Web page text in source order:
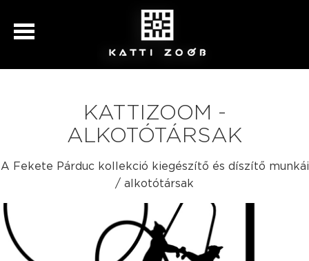
KATTIZOOM -
ALKOTÓTÁRSAK
A Fekete Párduc kollekció kiegészítő és díszítő munkái
/ alkotótársak